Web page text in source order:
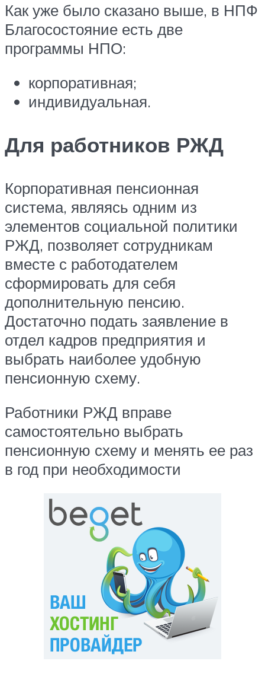
Как уже было сказано выше, в НПФ
Благосостояние есть две
программы НПО:
корпоративная;
индивидуальная.
Для работников РЖД
Корпоративная пенсионная
система, являясь одним из
элементов социальной политики
РЖД, позволяет сотрудникам
вместе с работодателем
сформировать для себя
дополнительную пенсию.
Достаточно подать заявление в
отдел кадров предприятия и
выбрать наиболее удобную
пенсионную схему.
Работники РЖД вправе
самостоятельно выбрать
пенсионную схему и менять ее раз
в год при необходимости